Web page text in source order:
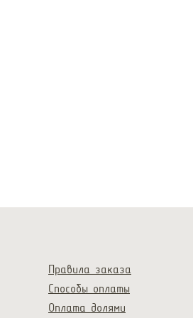
Правила заказа
Способы оплаты
Оплата долями